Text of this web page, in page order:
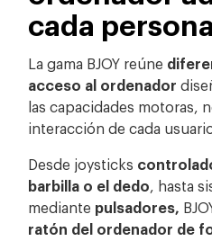
cada persona
La gama BJOY reúne
acceso al ordenador
las capacidades motoras,
interacción de cada
Desde joysticks
barbilla o el dedo, hasta
mediante pulsadores,
ratón del ordenador de